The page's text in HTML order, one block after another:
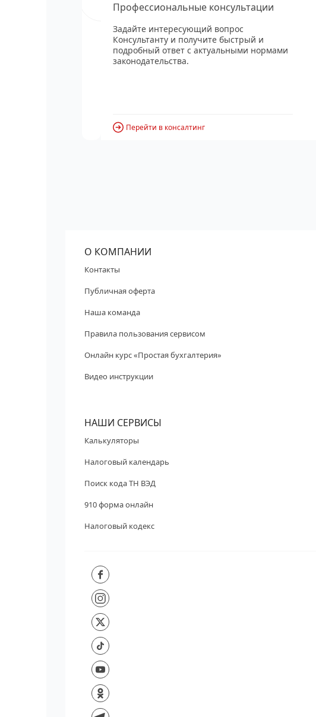
Профессиональные консультации
Задайте интересующий вопрос
Консультанту и получите быстрый и
подробный ответ с актуальными нормами
законодательства.
Перейти в консалтинг
О КОМПАНИИ
Контакты
Публичная оферта
Наша команда
Правила пользования сервисом
Онлайн курс «Простая бухгалтерия»
Видео инструкции
НАШИ СЕРВИСЫ
Калькуляторы
Налоговый календарь
Поиск кода ТН ВЭД
910 форма онлайн
Налоговый кодекс